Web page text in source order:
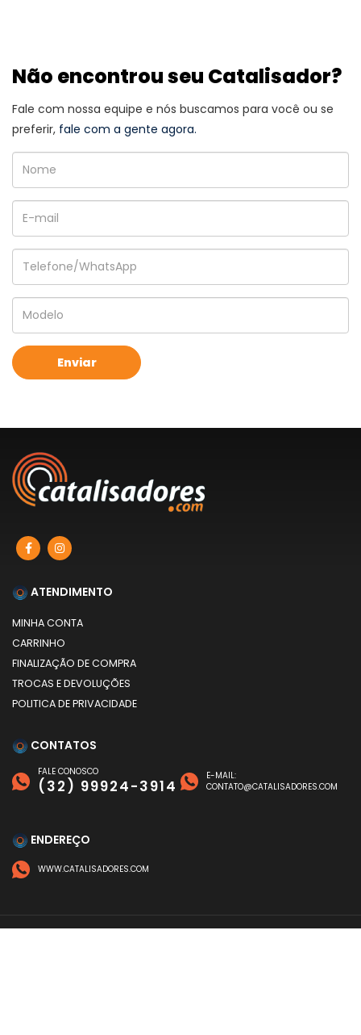
Não encontrou seu Catalisador?
Fale com nossa equipe e nós buscamos para você ou se
preferir, fale com a gente agora.
ATENDIMENTO
MINHA CONTA
CARRINHO
FINALIZAÇÃO DE COMPRA
TROCAS E DEVOLUÇÕES
POLITICA DE PRIVACIDADE
CONTATOS
FALE CONOSCO
(32) 99924-3914
E-MAIL:
CONTATO@CATALISADORES.COM
ENDEREÇO
WWW.CATALISADORES.COM